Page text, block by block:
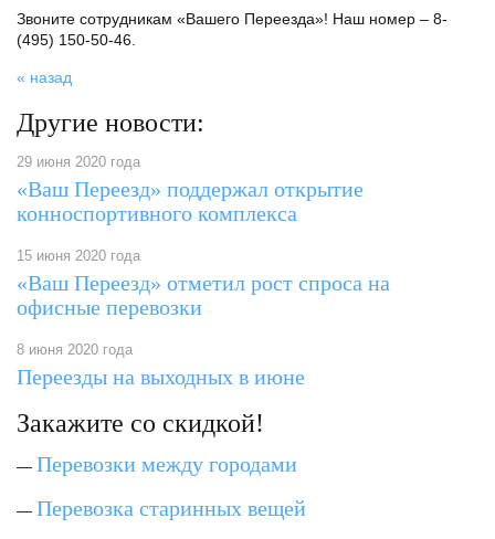
Звоните сотрудникам «Вашего Переезда»! Наш номер – 8-
(495) 150-50-46.
« назад
Другие новости:
29 июня 2020 года
«Ваш Переезд» поддержал открытие
конноспортивного комплекса
15 июня 2020 года
«Ваш Переезд» отметил рост спроса на
офисные перевозки
8 июня 2020 года
Переезды на выходных в июне
Закажите со скидкой!
— Перевозки между городами
— Перевозка старинных вещей